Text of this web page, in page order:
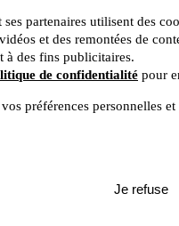
partenaires utilisent des
et des remontées de
à des fins publicitaires.
de confidentialité pour
préférences personnelles et
Je refuse